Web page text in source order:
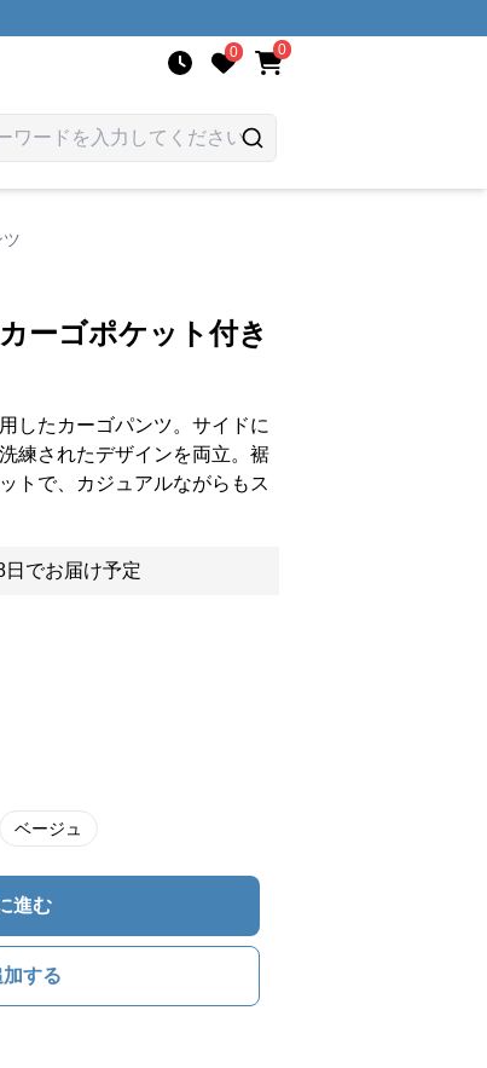
0 0
ーゴポケット付き
したカーゴパンツ。サイドに
練されたデザインを両立。裾
トで、カジュアルながらもス
日でお届け予定
ベージュ
進む
する